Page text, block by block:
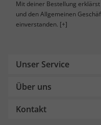
Mit deiner Bestellung
und den Allgemeinen
einverstanden. [+]
Unser Service
Über uns
Kontakt